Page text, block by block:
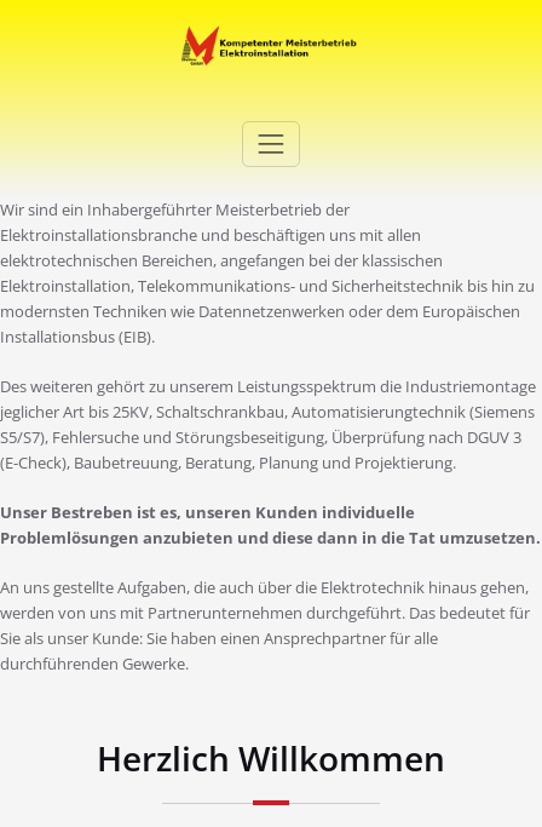
Elektro Martini
Wir sind ein Inhabergeführter Meisterbetrieb der
Elektroinstallationsbranche und beschäftigen uns mit allen
elektrotechnischen Bereichen, angefangen bei der klassischen
Elektroinstallation, Telekommunikations- und Sicherheitstechnik bis hin zu
modernsten Techniken wie Datennetzenwerken oder dem Europäischen
Installationsbus (EIB).
Des weiteren gehört zu unserem Leistungsspektrum die Industriemontage
jeglicher Art bis 25KV, Schaltschrankbau, Automatisierungtechnik (Siemens
S5/S7), Fehlersuche und Störungsbeseitigung, Überprüfung nach DGUV 3
(E-Check), Baubetreuung, Beratung, Planung und Projektierung.
Unser Bestreben ist es, unseren Kunden individuelle
Problemlösungen anzubieten und diese dann in die Tat umzusetzen.
An uns gestellte Aufgaben, die auch über die Elektrotechnik hinaus gehen,
werden von uns mit Partnerunternehmen durchgeführt. Das bedeutet für
Sie als unser Kunde: Sie haben einen Ansprechpartner für alle
durchführenden Gewerke.
Herzlich Willkommen